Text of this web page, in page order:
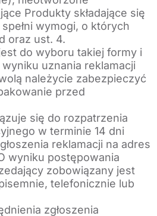
Produkty składające się
wymogi, o których
oraz ust. 4.
do wyboru takiej formy i
uznania reklamacji
należycie zabezpieczyć
przed
się do rozpatrzenia
w terminie 14 dni
reklamacji na adres
wyniku postępowania
zobowiązany jest
telefonicznie lub
zgłoszenia